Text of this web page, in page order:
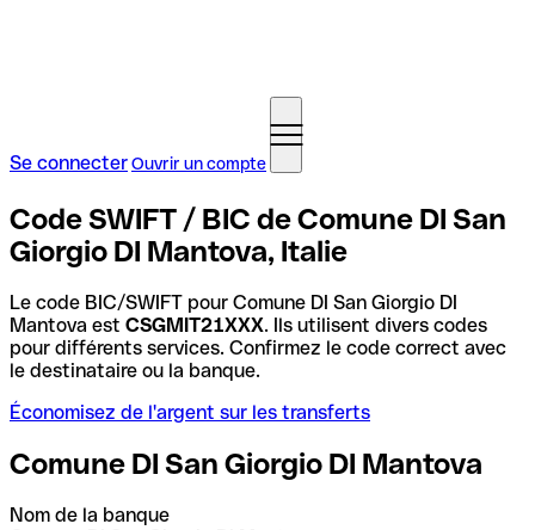
Se connecterOuvrir un compte
Code SWIFT / BIC de Comune DI San
Giorgio DI Mantova, Italie
Le code BIC/SWIFT pour Comune DI San Giorgio DI
Mantova est CSGMIT21XXX. Ils utilisent divers codes
pour différents services. Confirmez le code correct avec
le destinataire ou la banque.
Économisez de l'argent sur les transferts
Comune DI San Giorgio DI Mantova
Nom de la banque